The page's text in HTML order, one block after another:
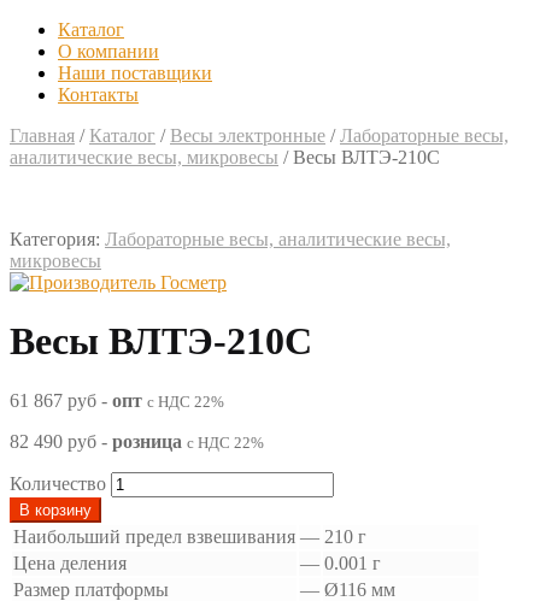
Каталог
О компании
Наши поставщики
Контакты
Главная / Каталог / Весы электронные /Лабораторные весы,
аналитические весы, микровесы /Весы ВЛТЭ-210С
Категория: Лабораторные весы, аналитические весы,
микровесы
Весы ВЛТЭ-210С
61 867 руб - опт с НДС 22%
82 490 руб - розница с НДС 22%
Количество
В корзину
Наибольший предел взвешивания — 210 г
Цена деления
— 0.001 г
Размер платформы
— Ø116 мм